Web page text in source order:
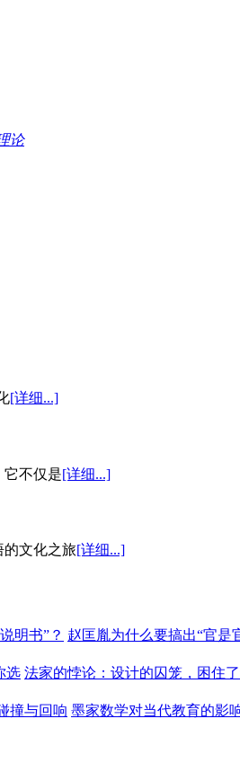
论
[详细...]
它不仅是[详细...]
文化之旅[详细...]
明书”？ 赵匡胤为什么要搞出“官是
选 法家的悖论：设计的囚笼，困住了
撞与回响 墨家数学对当代教育的影